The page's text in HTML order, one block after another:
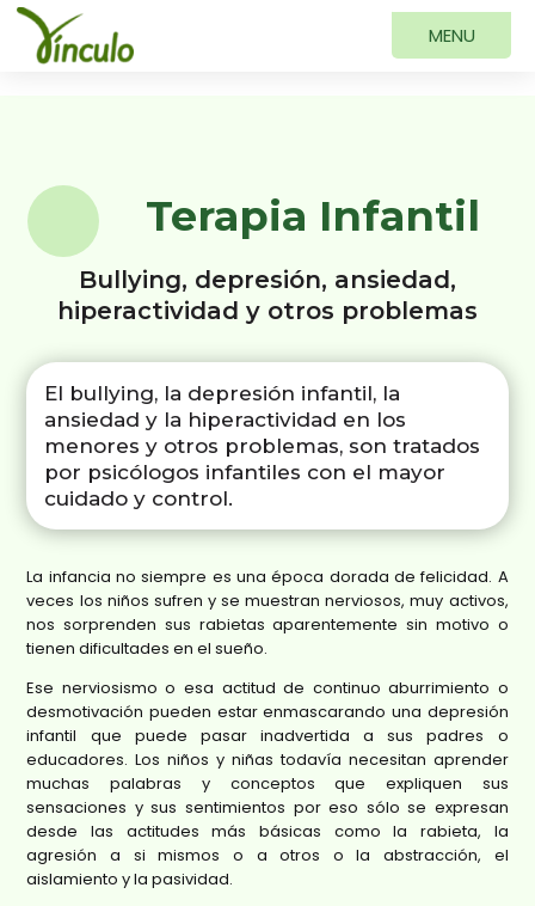
Terapia Infantil
Bullying, depresión, ansiedad,
hiperactividad y otros problemas
El bullying, la depresión infantil, la
ansiedad y la hiperactividad en los
menores y otros problemas, son tratados
por psicólogos infantiles con el mayor
cuidado y control.
La infancia no siempre es una época dorada de felicidad. A
veces los niños sufren y se muestran nerviosos, muy activos,
nos sorprenden sus rabietas aparentemente sin motivo o
tienen dificultades en el sueño.
Ese nerviosismo o esa actitud de continuo aburrimiento o
desmotivación pueden estar enmascarando una depresión
infantil que puede pasar inadvertida a sus padres o
educadores. Los niños y niñas todavía necesitan aprender
muchas palabras y conceptos que expliquen sus
sensaciones y sus sentimientos por eso sólo se expresan
desde las actitudes más básicas como la rabieta, la
agresión a si mismos o a otros o la abstracción, el
aislamiento y la pasividad.